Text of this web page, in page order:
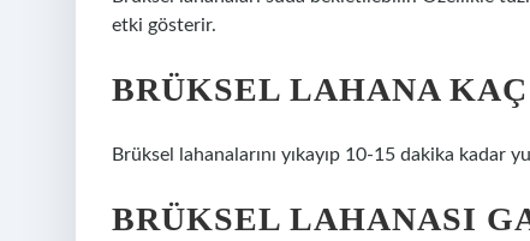
etki gösterir.
BRÜKSEL LAHANA
Brüksel lahanalarını yıkayıp 10-15 dakika kadar
BRÜKSEL LAHANASI